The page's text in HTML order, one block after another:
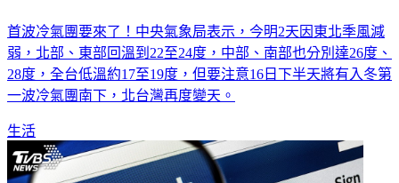
首波冷氣團要來了！中央氣象局表示，今明2天因東北季風減
弱，北部、東部回溫到22至24度，中部、南部也分別達26度、
28度，全台低溫約17至19度，但要注意16日下半天將有入冬第
一波冷氣團南下，北台灣再度變天。
生活